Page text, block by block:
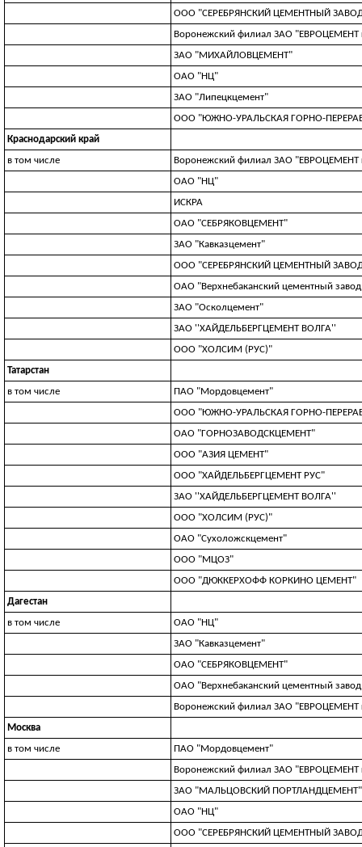
ООО "СЕРЕБРЯНСКИЙ ЦЕМЕНТНЫЙ
Воронежский филиал ЗАО "ЕВРОЦЕМЕНТ
ЗАО "МИХАЙЛОВЦЕМЕНТ"
ОАО "НЦ"
ЗАО "Липецкцемент"
ООО "ЮЖНО-УРАЛЬСКАЯ ГОРНО-
Краснодарский край
в том числе
Воронежский филиал ЗАО "ЕВРОЦЕМЕНТ
ОАО "НЦ"
ИСКРА
ОАО "СЕБРЯКОВЦЕМЕНТ"
ЗАО "Кавказцемент"
ООО "СЕРЕБРЯНСКИЙ ЦЕМЕНТНЫЙ
ОАО "Верхнебаканский цементный
ЗАО "Осколцемент"
ЗАО ''ХАЙДЕЛЬБЕРГЦЕМЕНТ ВОЛГА''
ООО "ХОЛСИМ (РУС)"
Татарстан
в том числе
ПАО "Мордовцемент"
ООО "ЮЖНО-УРАЛЬСКАЯ ГОРНО-
ОАО "ГОРНОЗАВОДСКЦЕМЕНТ"
ООО "АЗИЯ ЦЕМЕНТ"
ООО "ХАЙДЕЛЬБЕРГЦЕМЕНТ РУС"
ЗАО ''ХАЙДЕЛЬБЕРГЦЕМЕНТ ВОЛГА''
ООО "ХОЛСИМ (РУС)"
ОАО "Сухоложскцемент"
ООО "МЦОЗ"
ООО "ДЮККЕРХОФФ КОРКИНО ЦЕМЕНТ"
Дагестан
в том числе
ОАО "НЦ"
ЗАО "Кавказцемент"
ОАО "СЕБРЯКОВЦЕМЕНТ"
ОАО "Верхнебаканский цементный
Воронежский филиал ЗАО "ЕВРОЦЕМЕНТ
Москва
в том числе
ПАО "Мордовцемент"
Воронежский филиал ЗАО "ЕВРОЦЕМЕНТ
ЗАО "МАЛЬЦОВСКИЙ ПОРТЛАНДЦЕМЕНТ"
ОАО "НЦ"
ООО "СЕРЕБРЯНСКИЙ ЦЕМЕНТНЫЙ